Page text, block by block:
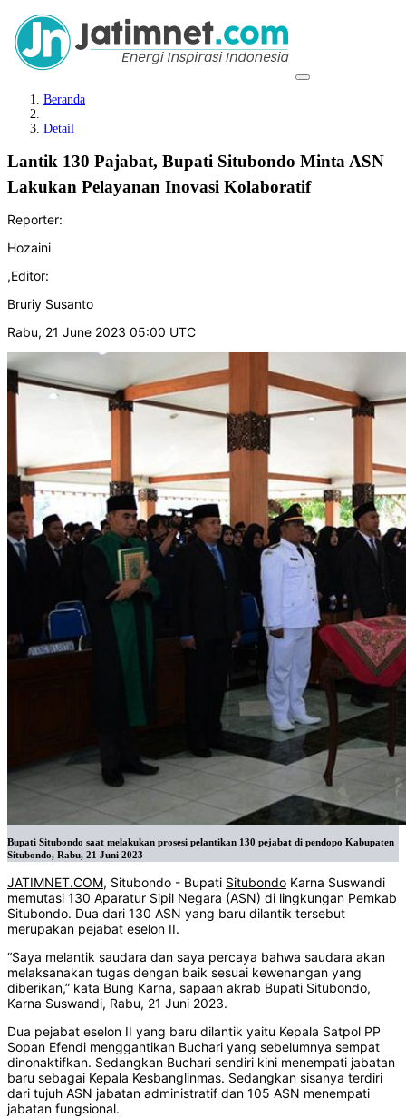
Beranda
Detail
Lantik 130 Pajabat, Bupati Situbondo Minta ASN
Lakukan Pelayanan Inovasi Kolaboratif
Reporter:
Hozaini
,Editor:
Bruriy Susanto
Rabu, 21 June 2023 05:00 UTC
Bupati Situbondo saat melakukan prosesi pelantikan 130 pejabat di pendopo Kabupaten
Situbondo, Rabu, 21 Juni 2023
JATIMNET.COM, Situbondo - Bupati Situbondo Karna Suswandi
memutasi 130 Aparatur Sipil Negara (ASN) di lingkungan Pemkab
Situbondo. Dua dari 130 ASN yang baru dilantik tersebut
merupakan pejabat eselon II.
“Saya melantik saudara dan saya percaya bahwa saudara akan
melaksanakan tugas dengan baik sesuai kewenangan yang
diberikan,” kata Bung Karna, sapaan akrab Bupati Situbondo,
Karna Suswandi, Rabu, 21 Juni 2023.
Dua pejabat eselon II yang baru dilantik yaitu Kepala Satpol PP
Sopan Efendi menggantikan Buchari yang sebelumnya sempat
dinonaktifkan. Sedangkan Buchari sendiri kini menempati jabatan
baru sebagai Kepala Kesbanglinmas. Sedangkan sisanya terdiri
dari tujuh ASN jabatan administratif dan 105 ASN menempati
jabatan fungsional.